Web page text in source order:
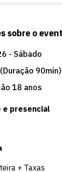
sobre o
- Sábado
90min)
18 anos
e presencial
+ Taxas